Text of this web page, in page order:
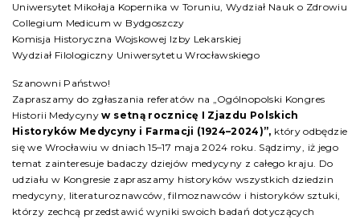
Uniwersytet Mikołaja Kopernika w Toruniu, Wydział Nauk o Zdrowiu
Collegium Medicum w Bydgoszczy
Komisja Historyczna Wojskowej Izby Lekarskiej
Wydział Filologiczny Uniwersytetu Wrocławskiego
Szanowni Państwo!
Zapraszamy do zgłaszania referatów na „Ogólnopolski Kongres
Historii Medycynyw setną rocznicę I Zjazdu Polskich
Historyków Medycyny i Farmacji (1924–2024)”, który odbędzie
się we Wrocławiu w dniach 15–17 maja 2024 roku. Sądzimy, iż jego
temat zainteresuje badaczy dziejów medycyny z całego kraju. Do
udziału w Kongresie zapraszamy historyków wszystkich dziedzin
medycyny, literaturoznawców, filmoznawców i historyków sztuki,
którzy zechcą przedstawić wyniki swoich badań dotyczących